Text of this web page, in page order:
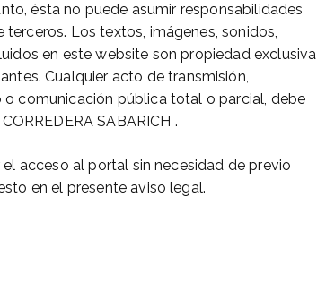
ésta no puede asumir responsabilidades
Los textos, imágenes, sonidos,
en este website son propiedad exclusiva
Cualquier acto de transmisión,
comunicación pública total o parcial, debe
SABARICH .
acceso al portal sin necesidad de previo
en el presente aviso legal.